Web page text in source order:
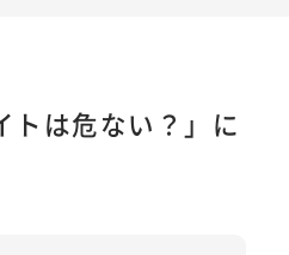
トは危ない？」に